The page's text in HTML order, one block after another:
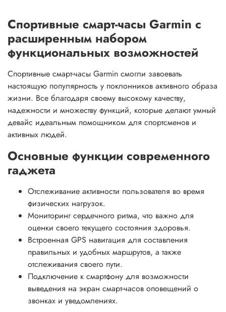
Спортивные смарт-часы Garmin с
расширенным набором
функциональных возможностей
Спортивные смарт-часы Garmin смогли завоевать
настоящую популярность у поклонников активного образа
жизни. Все благодаря своему высокому качеству,
надежности и множеству функций, которые делают умный
девайс идеальным помощником для спортсменов и
активных людей.
Основные функции современного
гаджета
Отслеживание активности пользователя во время
физических нагрузок.
Мониторинг сердечного ритма, что важно для
оценки своего текущего состояния здоровья.
Встроенная GPS навигация для составления
правильных и удобных маршрутов, а также
отслеживания своего пути.
Подключение к смартфону для возможности
выведения на экран смарт-часов оповещений о
звонках и уведомлениях.